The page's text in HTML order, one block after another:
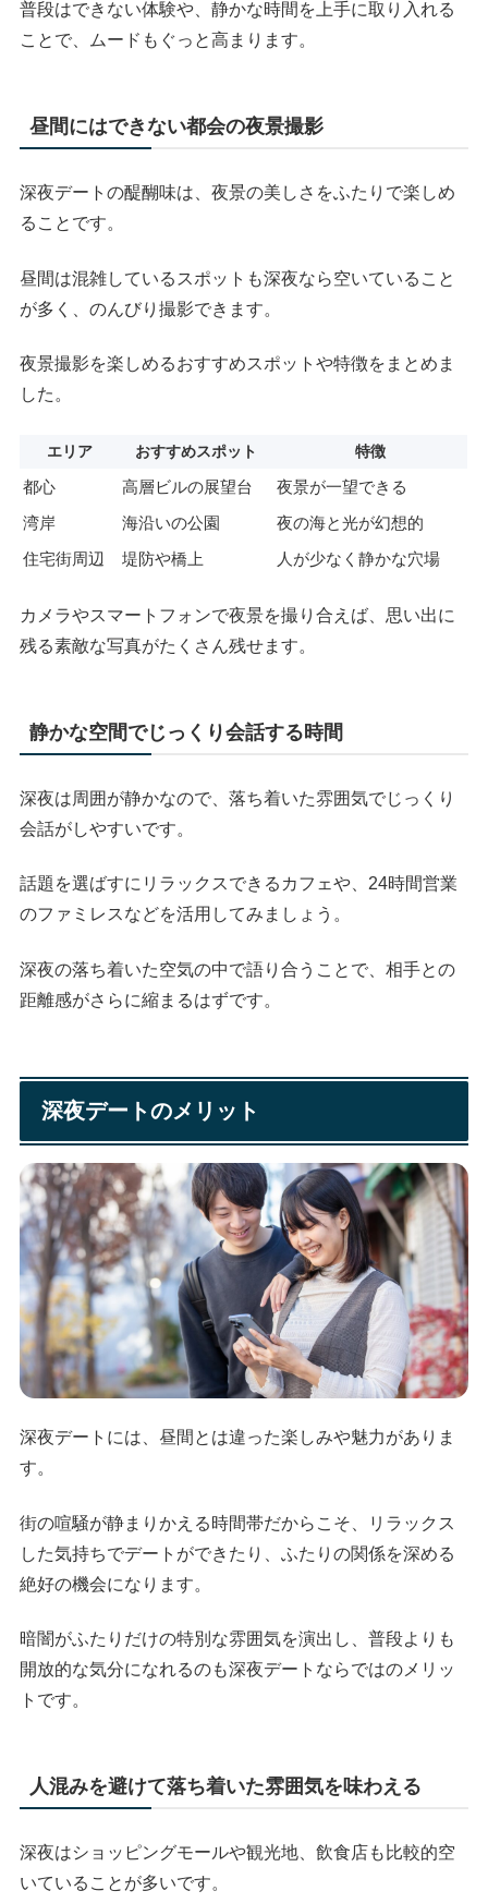
普段はできない体験や、静かな時間を上手に取り入れる
ことで、ムードもぐっと高まります。
昼間にはできない都会の夜景撮影
深夜デートの醍醐味は、夜景の美しさをふたりで楽しめ
ることです。
昼間は混雑しているスポットも深夜なら空いていること
が多く、のんびり撮影できます。
夜景撮影を楽しめるおすすめスポットや特徴をまとめま
した。
エリア おすすめスポット 特徴
都心 高層ビルの展望台
夜景が一望できる
湾岸
海沿いの公園
夜の海と光が幻想的
住宅街周辺
堤防や橋上 人が少なく静かな穴場
カメラやスマートフォンで夜景を撮り合えば、思い出に
残る素敵な写真がたくさん残せます。
静かな空間でじっくり会話する時間
深夜は周囲が静かなので、落ち着いた雰囲気でじっくり
会話がしやすいです。
話題を選ばすにリラックスできるカフェや、24時間営業
のファミレスなどを活用してみましょう。
深夜の落ち着いた空気の中で語り合うことで、相手との
距離感がさらに縮まるはずです。
深夜デートのメリット
深夜デートには、昼間とは違った楽しみや魅力がありま
す。
街の喧騒が静まりかえる時間帯だからこそ、リラックス
した気持ちでデートができたり、ふたりの関係を深める
絶好の機会になります。
暗闇がふたりだけの特別な雰囲気を演出し、普段よりも
開放的な気分になれるのも深夜デートならではのメリッ
トです。
人混みを避けて落ち着いた雰囲気を味わえる
深夜はショッピングモールや観光地、飲食店も比較的空
いていることが多いです。